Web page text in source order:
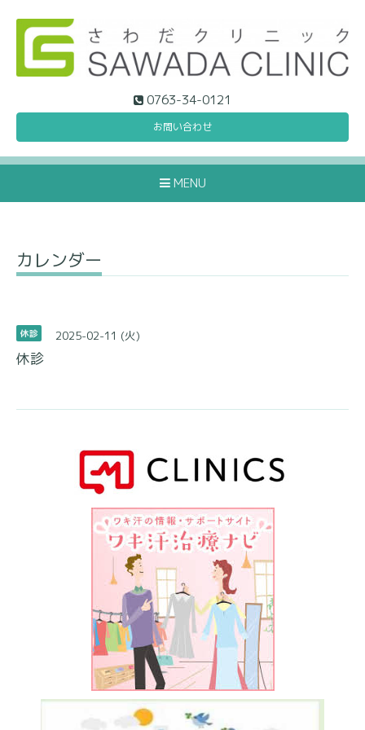
0763-34-0121
お問い合わせ
MENU
カレンダー
休診 2025-02-11 (火)
休診